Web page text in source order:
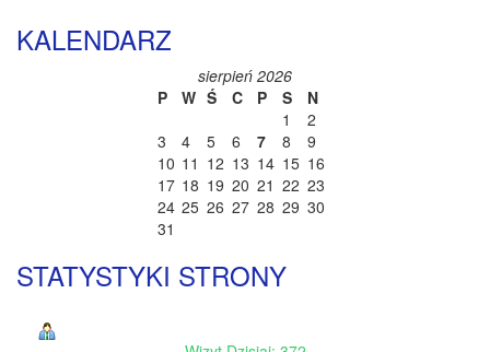
KALENDARZ
sierpień 2026
P
W Ś C P S
N
1
2
3
4 5 6 7 8
9
10 11 12 13 14 15 16
17 18 19 20 21 22 23
24 25 26 27 28 29 30
31
STATYSTYKI STRONY